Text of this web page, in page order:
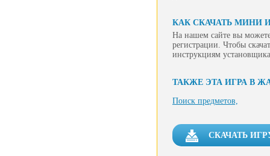
КАК СКАЧАТЬ МИНИ
На нашем сайте вы
регистрации. Чтобы
инструкциям
ТАКЖЕ ЭТА ИГРА В
Поиск предметов,
СКАЧАТЬ